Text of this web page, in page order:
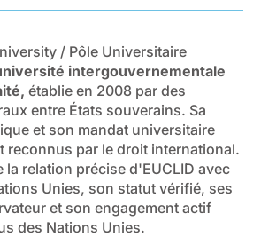
/ Pôle Universitaire
intergouvernementale
établie en 2008 par des
entre États souverains. Sa
et son mandat universitaire
reconnus par le droit international.
la relation précise d'EUCLID avec
Unies, son statut vérifié, ses
et son engagement actif
des Nations Unies.